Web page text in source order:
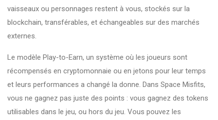
vaisseaux ou personnages restent à vous, stockés sur la
blockchain, transférables, et échangeables sur des marchés
externes.
Le modèle Play-to-Earn, un système où les joueurs sont
récompensés en cryptomonnaie ou en jetons pour leur temps
et leurs performances a changé la donne. Dans Space Misfits,
vous ne gagnez pas juste des points : vous gagnez des tokens
utilisables dans le jeu, ou hors du jeu. Vous pouvez les